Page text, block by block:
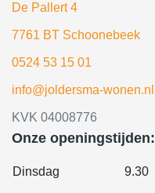
De Pallert 4
7761 BT Schoonebeek
0524 53 15 01
info@joldersma-wonen.nl
KVK 04008776
Onze openingstijden:
Dinsdag 9.30